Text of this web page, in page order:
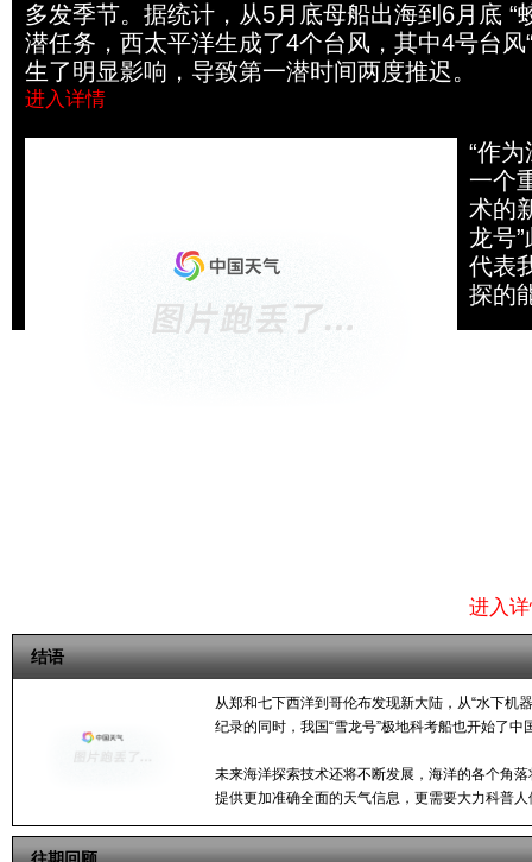
多发季节。据统计，从5月底母船出海到6月底 “
潜任务，西太平洋生成了4个台风，其中4号台风
生了明显影响，导致第一潜时间两度推迟。
进入详情
“作
一个
术的
龙号
代表
探的
进入
结语
从郑和七下西洋到哥伦布发现新大陆，从“水下机
纪录的同时，我国“雪龙号”极地科考船也开始了
未来海洋探索技术还将不断发展，海洋的各个角
提供更加准确全面的天气信息，更需要大力科普